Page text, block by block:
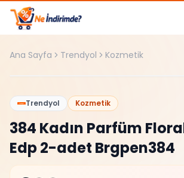
Ana içeriğe atla
Ana Sayfa Trendyol Kozmetik
%0
Trendyol Kozmetik
384 Kadın Parfüm
Edp 2-adet Brgpen384